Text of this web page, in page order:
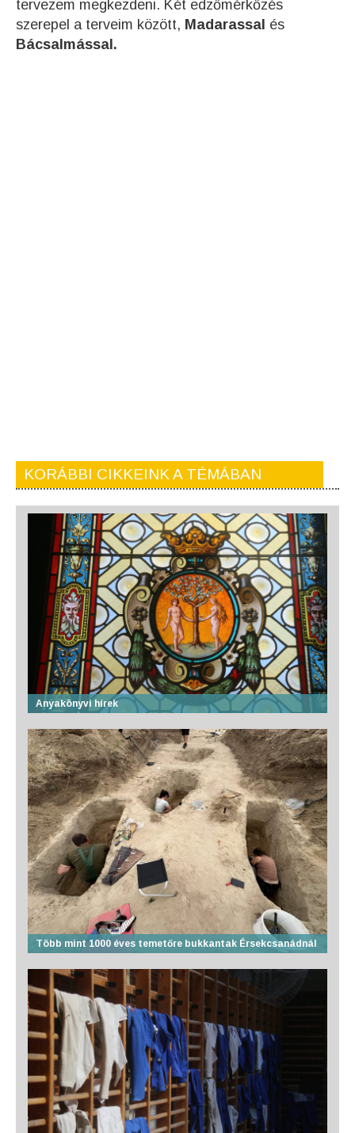
tervezem megkezdeni. Két edzőmérkőzés
szerepel a terveim között, Madarassal és
Bácsalmással.
KORÁBBI CIKKEINK A TÉMÁBAN
Anyakönyvi hírek
Több mint 1000 éves temetőre bukkantak Érsekcsanádnál